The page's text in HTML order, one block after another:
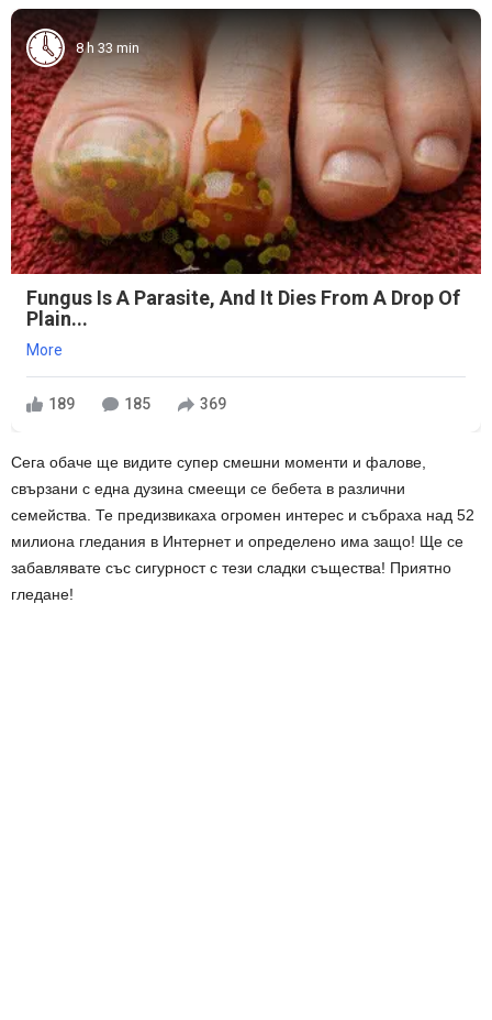
8 h 33 min
Fungus Is A Parasite, And It Dies From A Drop Of
Plain...
More
189 185 369
Сега обаче ще видите супер смешни моменти и фалове,
свързани с една дузина смеещи се бебета в различни
семейства. Те предизвикаха огромен интерес и събраха над 52
милиона гледания в Интернет и определено има защо! Ще се
забавлявате със сигурност с тези сладки същества! Приятно
гледане!